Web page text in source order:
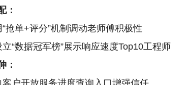
：
单+评分”机制调动老师傅积极性
“数据冠军榜”展示响应速度Top10工程师
：
户开放服务进度查询入口增强信任